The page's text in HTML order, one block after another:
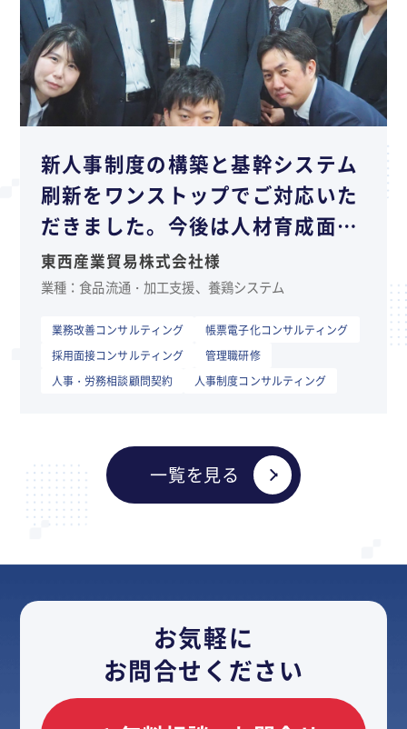
新人事制度の構築と基幹システム
刷新をワンストップでご対応いた
だきました。今後は人材育成面で
のご支援も期待しています。
東西産業貿易株式会社様
業種：食品流通・加工支援、養鶏システム
業務改善コンサルティング
帳票電子化コンサルティング
採用面接コンサルティング
管理職研修
人事・労務相談顧問契約
人事制度コンサルティング
一覧を見る
お気軽に
お問合せください